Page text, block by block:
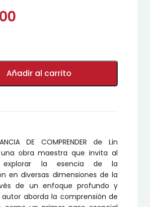
Añadir al carrito
DE COMPRENDER de Lin
obra maestra que invita al
la esencia de la
en diversas dimensiones de la
de un enfoque profundo y
autor aborda la comprensión de